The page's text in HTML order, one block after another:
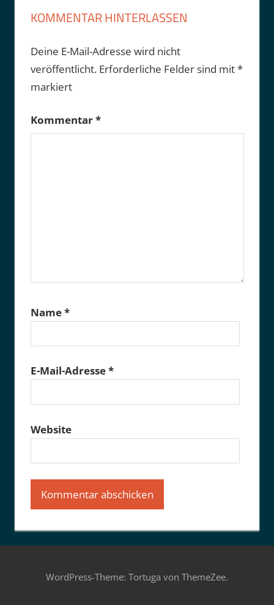
KOMMENTAR HINTERLASSEN
Deine E-Mail-Adresse wird nicht
veröffentlicht. Erforderliche Felder sind mit*
markiert
Kommentar*
Name*
E-Mail-Adresse*
Website
WordPress-Theme: Tortuga von ThemeZee.